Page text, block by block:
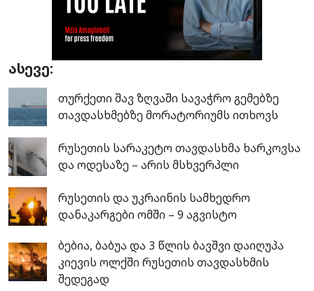
ასევე:
თურქეთი შავ ზღვაში სავაჭრო გემებზე
თავდასხმებზე მორატორიუმს ითხოვს
რუსეთის სარაკეტო თავდასხმა ხარკოვსა
და ოდესაზე – არის მსხვერპლი
რუსეთის და უკრაინის სამხედრო
დანაკარგები ომში – 9 აგვისტო
ბებია, ბაბუა და 3 წლის ბავშვი დაიღუპა
კიევის ოლქში რუსეთის თავდასხმის
შედეგად